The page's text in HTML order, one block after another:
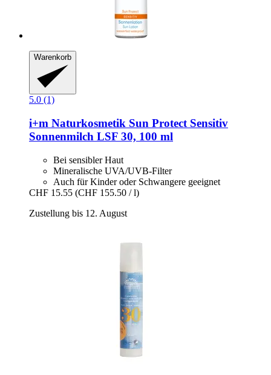
Warenkorb
5.0 (1)
i+m Naturkosmetik Sun Protect Sensitiv
Sonnenmilch LSF 30, 100 ml
Bei sensibler Haut
Mineralische UVA/UVB-Filter
Auch für Kinder oder Schwangere geeignet
CHF 15.55 (CHF 155.50 / l)
Zustellung bis 12. August